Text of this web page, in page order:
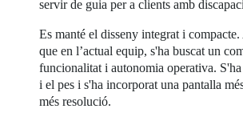
servir de guia per a clients amb
Es manté el disseny integrat i
que en l’actual equip, s'ha buscat un
funcionalitat i autonomia operativa.
i el pes i s'ha incorporat una pantalla
més resolució.